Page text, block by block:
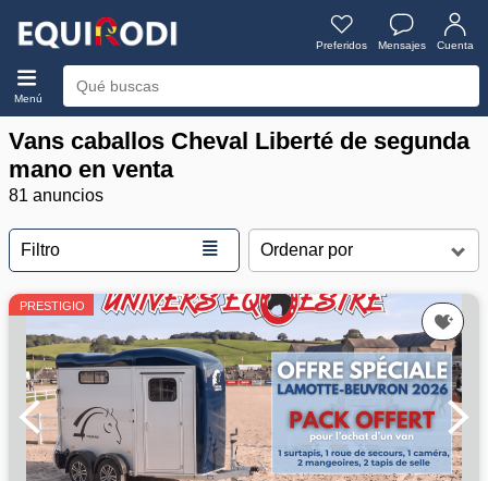
Preferidos Mensajes Cuenta
Menú
Vans caballos Cheval Liberté de segunda
mano en venta
81 anuncios
Filtro ≣
PRESTIGIO